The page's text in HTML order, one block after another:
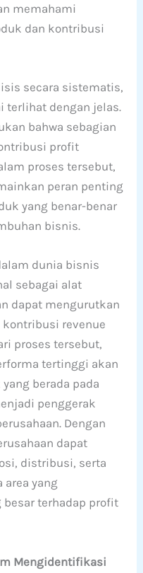
memahami
dan kontribusi
secara sistematis,
terlihat dengan jelas.
bahwa sebagian
profit
proses tersebut,
peran penting
yang benar-benar
bisnis.
dunia bisnis
sebagai alat
dapat mengurutkan
revenue
proses tersebut,
tertinggi akan
berada pada
penggerak
Dengan
dapat
distribusi, serta
area yang
terhadap profit
Mengidentifikasi